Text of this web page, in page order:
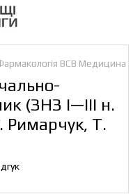
ВСВ Медицина
(ЗНЗ І—ІІІ н.
Римарчук, Т.